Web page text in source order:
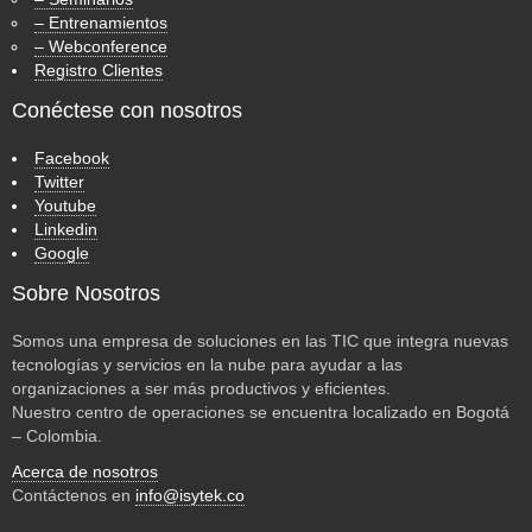
– Entrenamientos
– Webconference
Registro Clientes
Conéctese con nosotros
Facebook
Twitter
Youtube
Linkedin
Google
Sobre Nosotros
Somos una empresa de soluciones en las TIC que integra nuevas
tecnologías y servicios en la nube para ayudar a las
organizaciones a ser más productivos y eficientes.
Nuestro centro de operaciones se encuentra localizado en Bogotá
– Colombia.
Acerca de nosotros
Contáctenos en info@isytek.co